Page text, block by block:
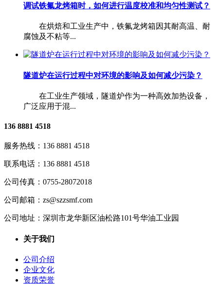
调试铁氟龙烤箱时，如何进行温度校准和均匀性测试？
在烘焙和工业生产中，铁氟龙烤箱因其耐高温、耐
腐蚀及不粘等...
隧道炉在运行过程中对环境的影响及如何减少污染？
在工业生产领域，隧道炉作为一种高效加热设备，
广泛应用于混...
136 8881 4518
服务热线： 136 8881 4518
联系电话： 136 8881 4518
公司传真： 0755-28072018
公司邮箱： zs@szzsmf.com
公司地址： 深圳市龙华新区油松路101号华油工业园
关于我们
公司介绍
企业文化
资质荣誉